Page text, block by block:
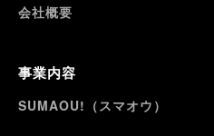
会社概要
事業内容
SUMAOU!（スマオウ）